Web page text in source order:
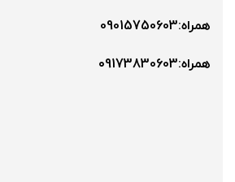
همراه:09015750603
همراه:۰9173830603